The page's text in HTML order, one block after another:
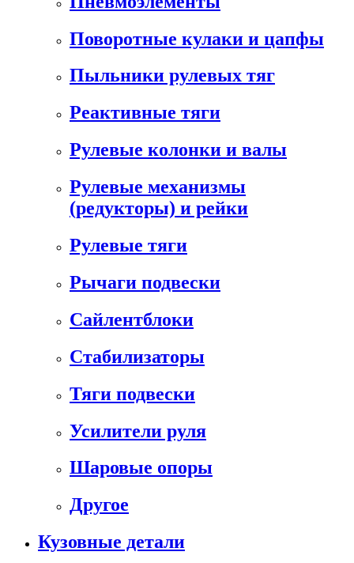
Поворотные кулаки и цапфы
Пыльники рулевых тяг
Реактивные тяги
Рулевые колонки и валы
Рулевые механизмы
(редукторы) и рейки
Рулевые тяги
Рычаги подвески
Сайлентблоки
Стабилизаторы
Тяги подвески
Усилители руля
Шаровые опоры
Другое
Кузовные детали